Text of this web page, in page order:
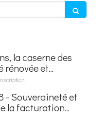
la caserne des
rénovée et
d'Hubert
- Souveraineté et
la facturation